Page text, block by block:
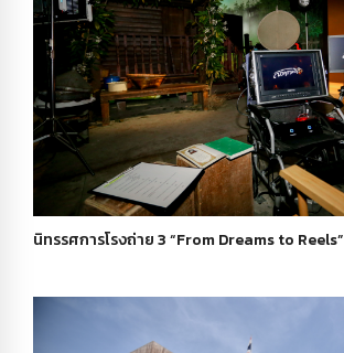
นิทรรศการโรงถ่าย 3 “From Dreams to Reels”